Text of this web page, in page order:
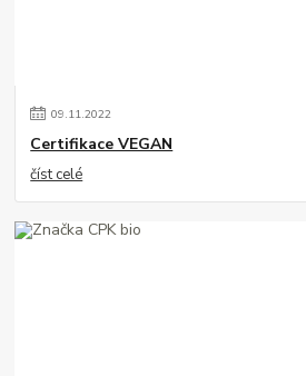
09.11.2022
Certifikace VEGAN
číst celé